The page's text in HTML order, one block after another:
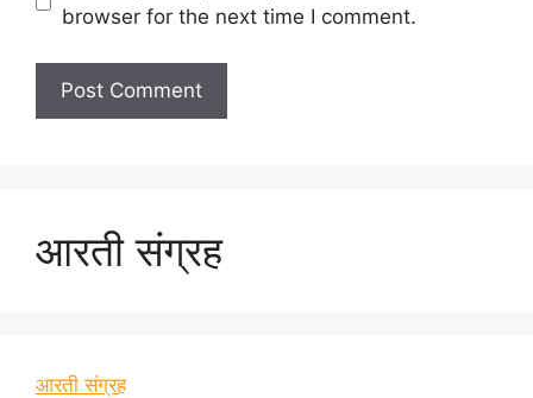
browser for the next time I comment.
आरती संग्रह
आरती संग्रह